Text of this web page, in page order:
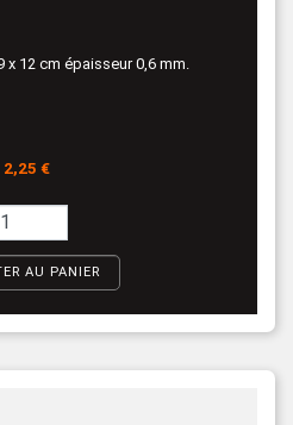
x 12 cm épaisseur 0,6 mm.
Prix
2,25 €
AU PANIER